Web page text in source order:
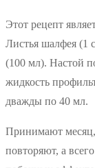
Этот рецепт
Листья шалфея (1
(100 мл). Настой
жидкость
дважды по 40 мл.
Принимают месяц,
повторяют, а